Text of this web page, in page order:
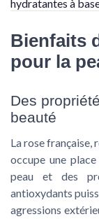
hydratantes à
Bienfaits
pour la
Des
beauté
La rose française,
occupe une
peau et des
antioxydants
agressions